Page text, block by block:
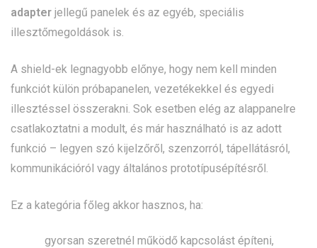
adapter jellegű panelek és az egyéb, speciális
illesztőmegoldások is.
A shield-ek legnagyobb előnye, hogy nem kell minden
funkciót külön próbapanelen, vezetékekkel és egyedi
illesztéssel összerakni. Sok esetben elég az alappanelre
csatlakoztatni a modult, és már használható is az adott
funkció – legyen szó kijelzőről, szenzorról, tápellátásról,
kommunikációról vagy általános prototípusépítésről.
Ez a kategória főleg akkor hasznos, ha:
gyorsan szeretnél működő kapcsolást építeni,